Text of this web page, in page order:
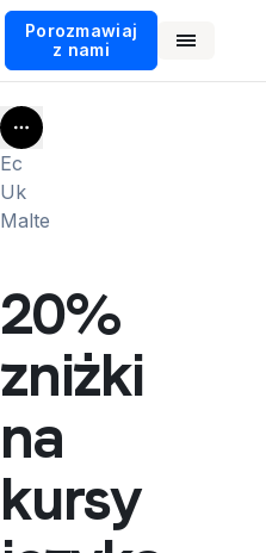
Porozmawiaj
z nami
More
Ec
Uk
Malte
20%
zniżki
na
kursy